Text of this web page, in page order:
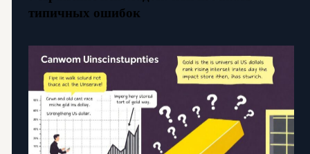
типичных ошибок